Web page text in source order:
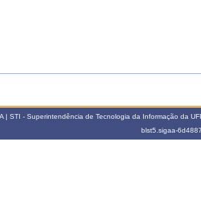
| STI - Superintendência de Tecnologia da Informação da
blst5.sigaa-